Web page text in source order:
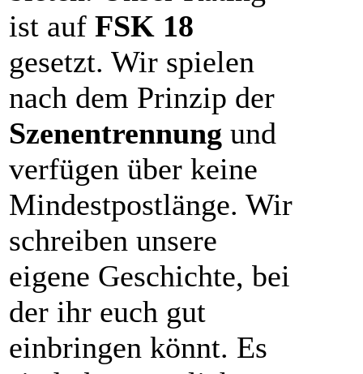
ist auf FSK 18
gesetzt. Wir spielen
nach dem Prinzip der
Szenentrennung und
verfügen über keine
Mindestpostlänge. Wir
schreiben unsere
eigene Geschichte, bei
der ihr euch gut
einbringen könnt. Es